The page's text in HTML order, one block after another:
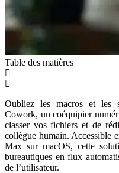
Table des matières
Oubliez les macros et les
Cowork, un coéquipier
classer vos fichiers et de
collègue humain. Accessible
Max sur macOS, cette
bureautiques en flux
de l’utilisateur.